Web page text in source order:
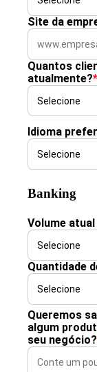
Site da
Quantos
atualmente?*
Idioma
Banking
Volume
Quantidade
Queremos
algum
seu negócio?